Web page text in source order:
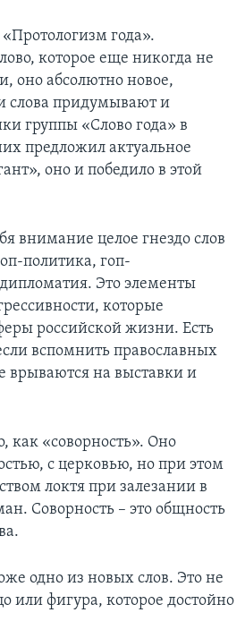
года».
которое еще никогда не
оно абсолютно новое,
слова придумывают и
группы «Слово года» в
предложил актуальное
оно и победило в этой
внимание целое гнездо слов
политика, гоп-
Это элементы
которые
российской жизни. Есть
вспомнить православных
врываются на выставки и
как «соворность». Оно
с церковью, но при этом
локтя при залезании в
Соворность – это общность
одно из новых слов. Это не
или фигура, которое достойно